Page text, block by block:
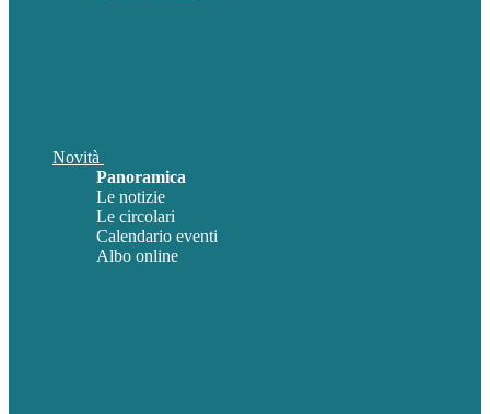
Novità
Panoramica
Le notizie
Le circolari
Calendario eventi
Albo online